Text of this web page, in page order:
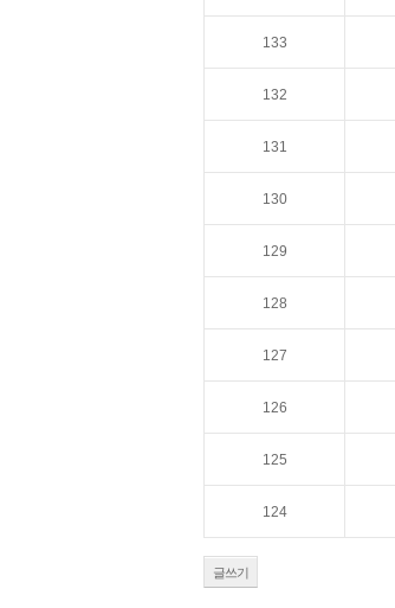
133
132
131
130
129
128
127
126
125
124
글쓰기